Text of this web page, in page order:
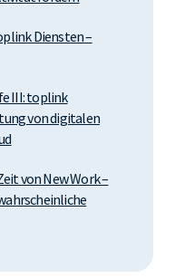
Diensten –
III: toplink
von digitalen
von New Work –